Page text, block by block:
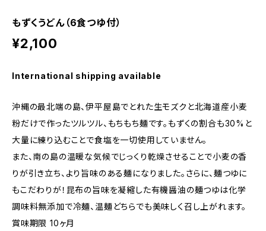
もずくうどん（6食つゆ付）
¥2,100
International shipping available
沖縄の最北端の島、伊平屋島でとれた生モズクと北海道産小麦
粉だけで作ったツルツル、もちもち麺です。もずくの割合も30%と
大量に練り込むことで食塩を一切使用していません。
また、南の島の温暖な気候でじっくり乾燥させることで小麦の香
りが引き立ち、より旨味のある麺になりました。さらに、麺つゆに
もこだわりが！昆布の旨味を凝縮した有機醤油の麺つゆは化学
調味料無添加で冷麺、温麺どちらでも美味しく召し上がれます。
賞味期限 10ヶ月